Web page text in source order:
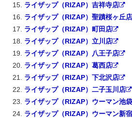
ライザップ（RIZAP）吉祥寺店
ライザップ（RIZAP）聖蹟桜ヶ丘店
ライザップ（RIZAP）町田店
ライザップ（RIZAP）立川店
ライザップ（RIZAP）八王子店
ライザップ（RIZAP）葛西店
ライザップ（RIZAP）下北沢店
ライザップ（RIZAP）二子玉川店
ライザップ（RIZAP）ウーマン池
ライザップ（RIZAP）ウーマン新